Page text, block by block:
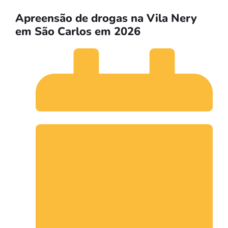
Apreensão de drogas na Vila Nery
em São Carlos em 2026